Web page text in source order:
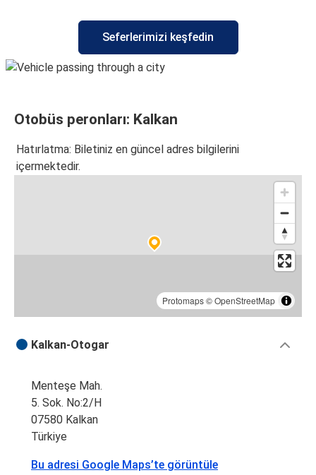
Aydın
Kalkan
İstanbul Avrupa
Kalkan
Aydın
Kalkan
Kalkan
Kalkan
Konya
Seferlerimizi keşfedin
Otobüs peronları: Kalkan
Hatırlatma: Biletiniz en güncel adres bilgilerini
içermektedir.
Protomaps©OpenStreetMap
Kalkan-Otogar
Menteşe Mah.
5. Sok. No:2/H
07580 Kalkan
Türkiye
Bu adresi Google Maps’te görüntüle